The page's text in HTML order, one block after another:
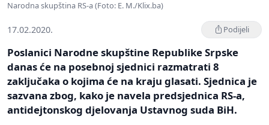
Narodna skupština RS-a (Foto: E. M./Klix.ba)
17.02.2020. Podijeli
Poslanici Narodne skupštine Republike Srpske
danas će na posebnoj sjednici razmatrati 8
zaključaka o kojima će na kraju glasati. Sjednica je
sazvana zbog, kako je navela predsjednica RS-a,
antidejtonskog djelovanja Ustavnog suda BiH.